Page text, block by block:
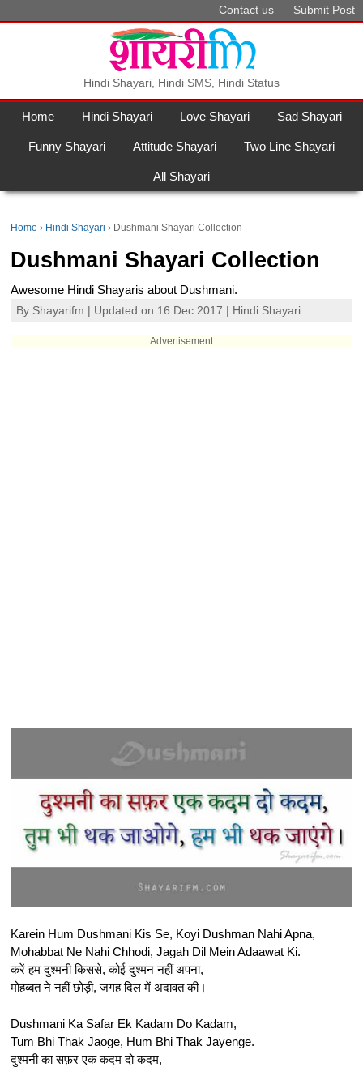
Contact us Submit Post
Hindi Shayari, Hindi SMS, Hindi Status
Home Hindi Shayari Love Shayari Sad Shayari
Funny Shayari Attitude Shayari Two Line Shayari
All Shayari
Home Hindi Shayari Dushmani Shayari Collection
Dushmani Shayari Collection
Awesome Hindi Shayaris about Dushmani.
By Shayarifm | Updated on 16 Dec 2017 | Hindi Shayari
Advertisement
Karein Hum Dushmani Kis Se, Koyi Dushman Nahi Apna,
Mohabbat Ne Nahi Chhodi, Jagah Dil Mein Adaawat Ki.
करें हम दुश्मनी किससे, कोई दुश्मन नहीं अपना,
मोहब्बत ने नहीं छोड़ी, जगह दिल में अदावत की।
Dushmani Ka Safar Ek Kadam Do Kadam,
Tum Bhi Thak Jaoge, Hum Bhi Thak Jayenge.
दुश्मनी का सफ़र एक कदम दो कदम,